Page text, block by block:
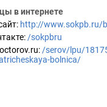
в интернете
: http://www.sokpb.ru/
: /sokpbru
: /serov/lpu/
bolnica/